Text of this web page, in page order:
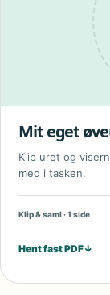
Mit eget
Klip uret og
med i tasken.
Klip & saml · 1 side
Hent fast PDF↓